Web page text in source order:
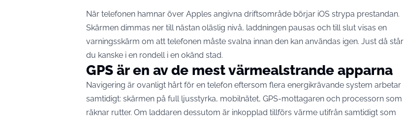
När telefonen hamnar över Apples angivna driftsområde börjar iOS strypa prestandan.
Skärmen dimmas ner till nästan oläslig nivå, laddningen pausas och till slut visas en
varningsskärm om att telefonen måste svalna innan den kan användas igen. Just då står
du kanske i en rondell i en okänd stad.
GPS är en av de mest värmealstrande apparna
Navigering är ovanligt hårt för en telefon eftersom flera energikrävande system arbetar
samtidigt: skärmen på full ljusstyrka, mobilnätet, GPS-mottagaren och processorn som
räknar rutter. Om laddaren dessutom är inkopplad tillförs värme utifrån samtidigt som